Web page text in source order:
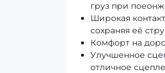
груз при
Широкая
сохраняя её
Комфорт на
Улучшенное
отличное